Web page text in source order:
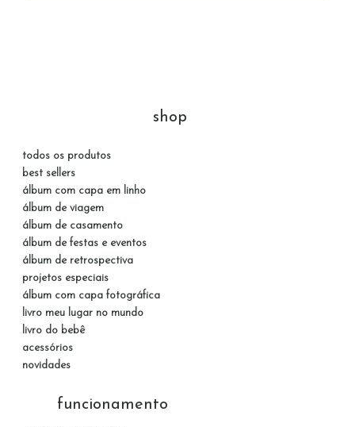
shop
todos os produtos
best sellers
álbum com capa em linho
álbum de viagem
álbum de casamento
álbum de festas e eventos
álbum de retrospectiva
projetos especiais
álbum com capa fotográfica
livro meu lugar no mundo
livro do bebê
acessórios
novidades
funcionamento